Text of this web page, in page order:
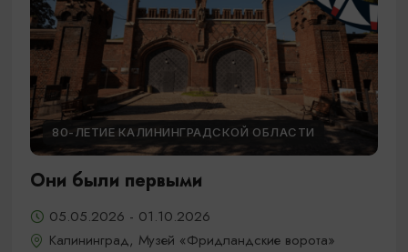
80-ЛЕТИЕ КАЛИНИНГРАДСКОЙ ОБЛАСТИ
Они были первыми
05.05.2026 - 01.10.2026
Калининград, Музей «Фридландские ворота»